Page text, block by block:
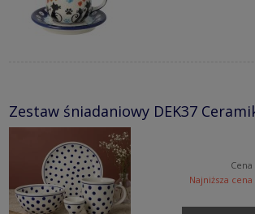
Zestaw śniadaniowy DEK37
Najniższa